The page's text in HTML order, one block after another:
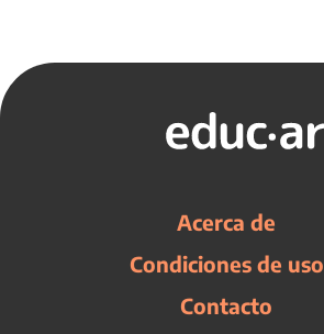
Acerca de
Condiciones de uso
Contacto